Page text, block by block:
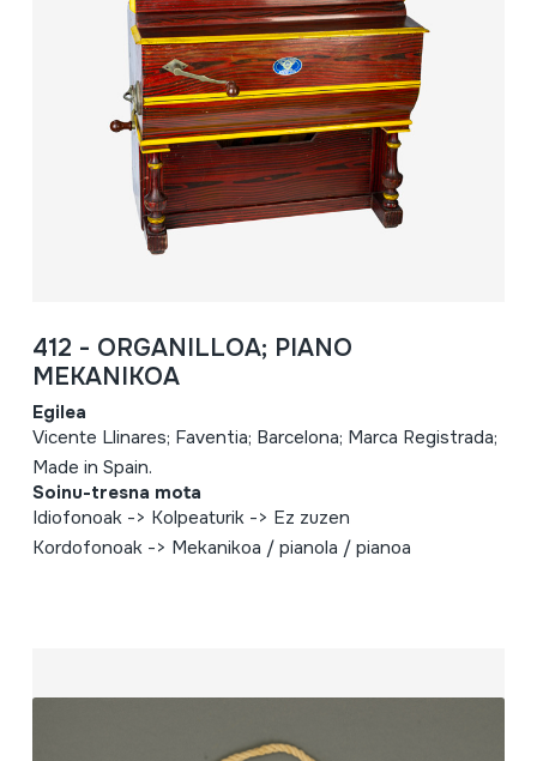
412 - ORGANILLOA; PIANO
MEKANIKOA
Egilea
Vicente Llinares; Faventia; Barcelona; Marca Registrada;
Made in Spain.
Soinu-tresna mota
Idiofonoak -> Kolpeaturik -> Ez zuzen
Kordofonoak -> Mekanikoa / pianola / pianoa